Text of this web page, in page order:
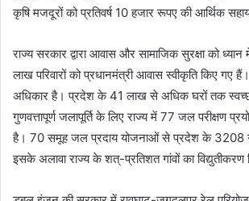
कृषि मजदूरों को प्रतिवर्ष 10 हजार रूपए की आर्थिक
राज्य सरकार द्वारा आवास और सामाजिक सुरक्षा को
लाख परिवारों को प्रधानमंत्री आवास स्वीकृति किए गए
अधिकार है। प्रदेश के 41 लाख से अधिक घरों तक
गुणवत्तापूर्ण जलापूर्ति के लिए राज्य में 77 जल परीक्षण
है। 70 समूह जल प्रदाय योजनाओं से प्रदेश के 3208
इसके अलावा राज्य के शत्-प्रतिशत गांवों का विद्युतीकरण